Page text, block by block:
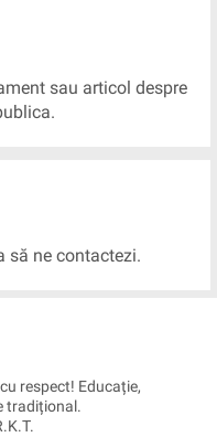
sau articol despre
să ne contactezi.
respect! Educație,
tradițional.